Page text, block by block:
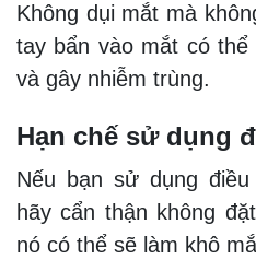
Không dụi mắt mà
tay bẩn vào mắt có
và gây nhiễm trùng.
Hạn chế sử dụng
Nếu bạn sử dụng
hãy cẩn thận không
nó có thể sẽ làm khô